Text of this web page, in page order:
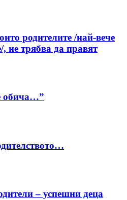
родителите /най-вече
не трябва да правят
обича…”
– успешни деца